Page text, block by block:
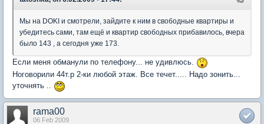
Мы на DOKI и смотрели, зайдите к ним в свободные квартиры и
убедитесь сами, там ещё и квартир свободных прибавилось, вчера
было 143 , а сегодня уже 173.
Если меня обманули по телефону... не удивлюсь.
Ноговорили 44т.р 2-ки любой этаж. Все течет..... Надо зонить...
уточнять ..
rama00
06 Feb 2009